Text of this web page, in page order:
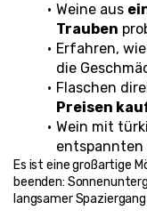
Weine aus
Trauben
Erfahren, wie
die
Flaschen
Preisen
Wein mit
entspannten
Es ist eine großartige
beenden:
langsamer